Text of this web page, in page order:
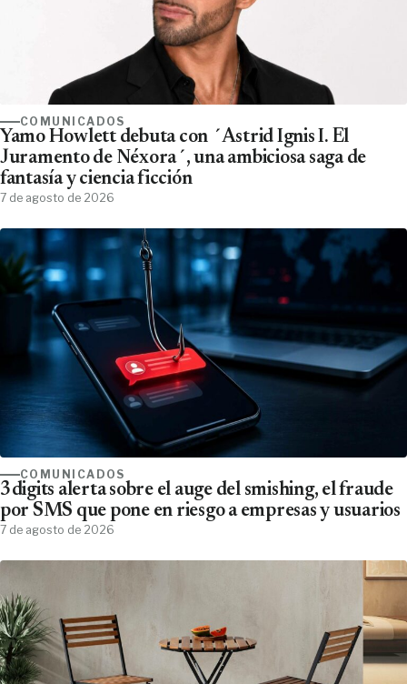
COMUNICADOS
Yamo Howlett debuta con ´Astrid Ignis I. El
Juramento de Néxora´, una ambiciosa saga de
fantasía y ciencia ficción
7 de agosto de 2026
COMUNICADOS
3digits alerta sobre el auge del smishing, el fraude
por SMS que pone en riesgo a empresas y usuarios
7 de agosto de 2026